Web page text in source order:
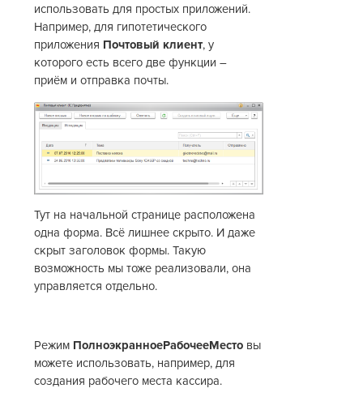
использовать для простых приложений.
Например, для гипотетического
приложения Почтовый клиент, у
которого есть всего две функции –
приём и отправка почты.
Тут на начальной странице расположена
одна форма. Всё лишнее скрыто. И даже
скрыт заголовок формы. Такую
возможность мы тоже реализовали, она
управляется отдельно.
Режим ПолноэкранноеРабочееМесто вы
можете использовать, например, для
создания рабочего места кассира.